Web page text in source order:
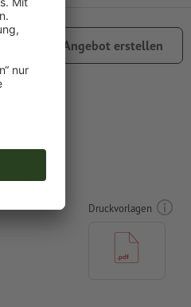
Angebot erstellen
Druckvorlagen